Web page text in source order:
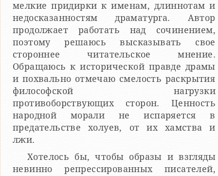
мелкие придирки к именам, длиннотам и
недосказанностям драматурга. Автор
продолжает работать над сочинением,
поэтому решаюсь высказывать свое
стороннее читательское мнение.
Обращаюсь к исторической правде драмы
и похвально отмечаю смелость раскрытия
философской нагрузки
противоборствующих сторон. Ценность
народной морали не испаряется в
предательстве холуев, от их хамства и
лжи.
Хотелось бы, чтобы образы и взгляды
невинно репрессированных писателей,